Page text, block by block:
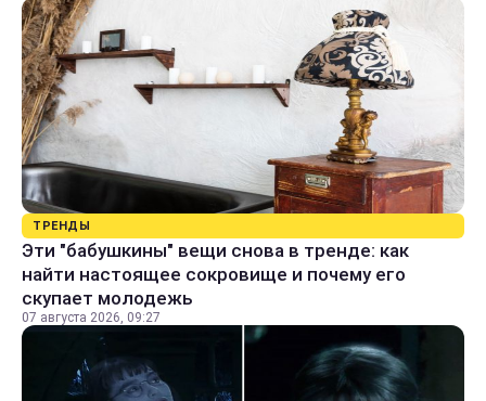
ТРЕНДЫ
Эти "бабушкины" вещи снова в тренде: как
найти настоящее сокровище и почему его
скупает молодежь
07 августа 2026, 09:27